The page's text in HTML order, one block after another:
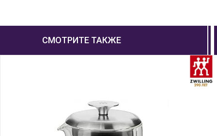
СМОТРИТЕ ТАКЖЕ